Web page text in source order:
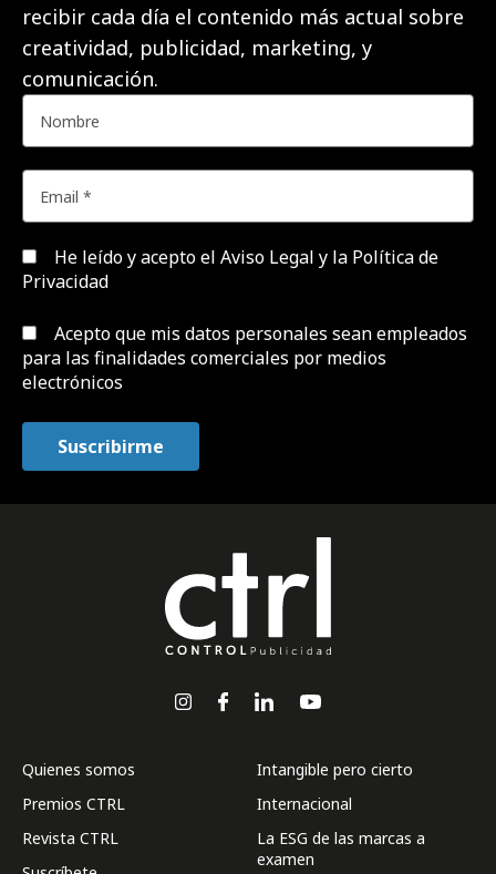
recibir cada día el contenido más actual sobre
creatividad, publicidad, marketing, y
comunicación.
He leído y acepto el Aviso Legal y la Política de
Privacidad
Acepto que mis datos personales sean empleados
para las finalidades comerciales por medios
electrónicos
Quienes somos
Premios CTRL
Revista CTRL
Intangible pero cierto
Internacional
La ESG de las marcas a
examen